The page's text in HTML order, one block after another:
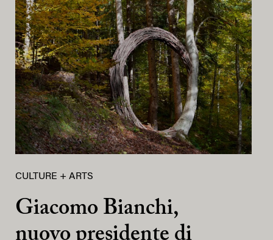
CULTURE + ARTS
Giacomo Bianchi,
nuovo presidente di